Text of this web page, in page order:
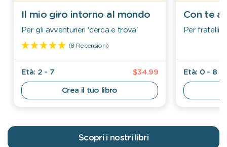
Il mio giro intorno al mondo
Per gli avventurieri 'cerca e trova'
(8 Recensioni)
$34.99
Età: 2 - 7
Crea il tuo libro
Con te
Per fratelli e
Età: 0 - 8
Scopri i nostri libri